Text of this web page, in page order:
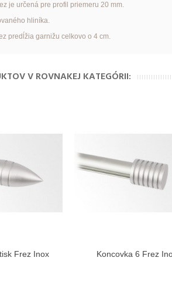
je určená pre profil priemeru 20 mm.
hliníka.
predĺžia garnižu celkovo o 4 cm.
V ROVNAKEJ KATEGÓRII:
viac
Frez Inox Zobraziť viac
Koncovka 6 Frez